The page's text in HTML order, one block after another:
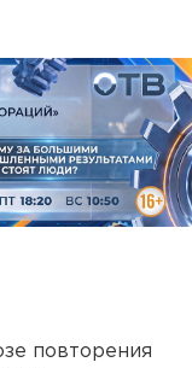
повторения